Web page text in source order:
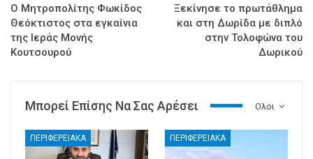
Ο Μητροπολίτης Φωκίδος
Θεόκτιστος στα εγκαίνια
της Ιεράς Μονής
Κουτσουρού
Ξεκίνησε το πρωτάθλημα
και στη Δωρίδα με διπλό
στην Τολοφώνα του
Δωρικού
Ολοι
Μπορεί Επίσης Να Σας Αρέσει
ΠΕΡΙΦΕΡΕΙΑΚΑ ΠΕΡΙΦΕΡΕΙΑΚΑ